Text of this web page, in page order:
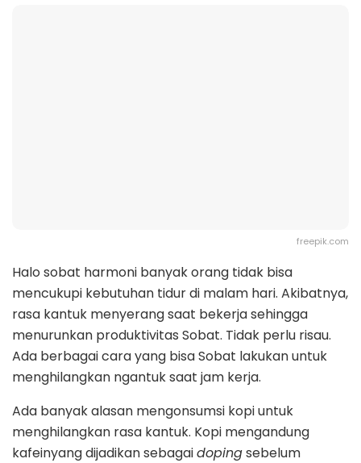
freepik.com
Halo sobat harmoni banyak orang tidak bisa
mencukupi kebutuhan tidur di malam hari. Akibatnya,
rasa kantuk menyerang saat bekerja sehingga
menurunkan produktivitas Sobat. Tidak perlu risau.
Ada berbagai cara yang bisa Sobat lakukan untuk
menghilangkan ngantuk saat jam kerja.
Ada banyak alasan mengonsumsi kopi untuk
menghilangkan rasa kantuk. Kopi mengandung
kafeinyang dijadikan sebagaidopingsebelum